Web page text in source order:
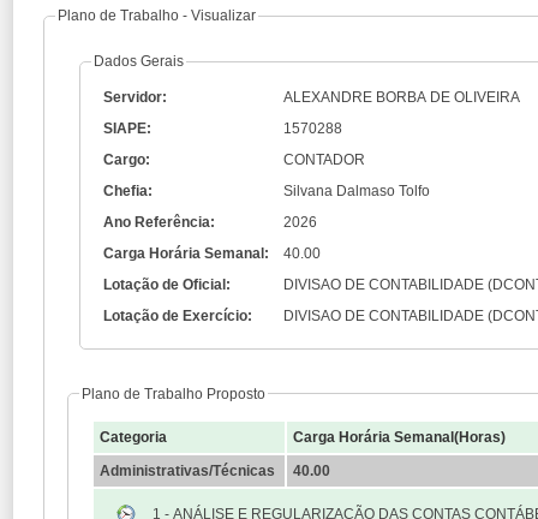
Autenticar Documento
Plano de Trabalho - Visualizar
Dados Gerais
Servidor:
ALEXANDRE BORBA DE OLIVEIRA
SIAPE:
1570288
Cargo:
CONTADOR
Chefia:
Silvana Dalmaso Tolfo
Ano Referência:
2026
Carga Horária Semanal:
40.00
Lotação de Oficial:
DIVISAO DE CONTABILIDADE
Lotação de Exercício:
DIVISAO DE CONTABILIDADE
Plano de Trabalho Proposto
Categoria
Carga Horária Semanal(Horas)
Administrativas/Técnicas
40.00
1 - ANÁLISE E REGULARIZAÇÃO DAS CONTAS